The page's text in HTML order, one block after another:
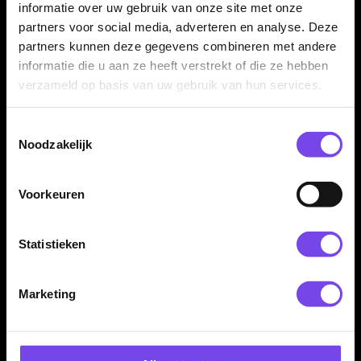
informatie over uw gebruik van onze site met onze
partners voor social media, adverteren en analyse. Deze
partners kunnen deze gegevens combineren met andere
informatie die u aan ze heeft verstrekt of die ze hebben
verzameld op basis van uw gebruik van hun services.
Noodzakelijk
Voorkeuren
Statistieken
Marketing
Tweenie en Medium. Daardoor kun je de lengte kiezen die het
beste past bij jouw barrel, grippositie en gewenste balans in
✓ Moulded flight shaft systeem van Mission
✓
Standard No2 flightvorm
✓ Gladde randen om deflecties te verminderen
✓ Geschikt voor steeltip en softtip darts met 2BA